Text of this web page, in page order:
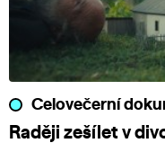
Celovečerní
Raději zešílet v